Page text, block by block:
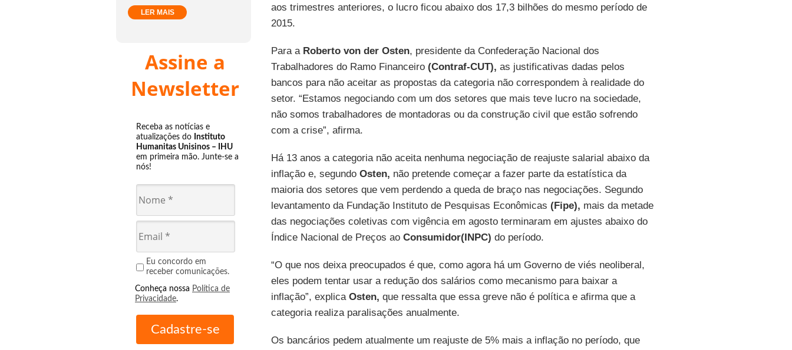
LER MAIS
Assine a
Newsletter
Receba as notícias e
atualizações do Instituto
Humanitas Unisinos – IHU
em primeira mão. Junte-se a
nós!
Eu concordo em
receber comunicações.
Conheça nossa Política de
Privacidade.
aos trimestres anteriores, o lucro ficou abaixo dos 17,3 bilhões do mesmo período de
2015.
Para a Roberto von der Osten, presidente da Confederação Nacional dos
Trabalhadores do Ramo Financeiro (Contraf-CUT), as justificativas dadas pelos
bancos para não aceitar as propostas da categoria não correspondem à realidade do
setor. “Estamos negociando com um dos setores que mais teve lucro na sociedade,
não somos trabalhadores de montadoras ou da construção civil que estão sofrendo
com a crise”, afirma.
Há 13 anos a categoria não aceita nenhuma negociação de reajuste salarial abaixo da
inflação e, segundo Osten, não pretende começar a fazer parte da estatística da
maioria dos setores que vem perdendo a queda de braço nas negociações. Segundo
levantamento da Fundação Instituto de Pesquisas Econômicas (Fipe), mais da metade
das negociações coletivas com vigência em agosto terminaram em ajustes abaixo do
Índice Nacional de Preços ao Consumidor(INPC) do período.
“O que nos deixa preocupados é que, como agora há um Governo de viés neoliberal,
eles podem tentar usar a redução dos salários como mecanismo para baixar a
inflação”, explica Osten, que ressalta que essa greve não é política e afirma que a
categoria realiza paralisações anualmente.
Os bancários pedem atualmente um reajuste de 5% mais a inflação no período, que